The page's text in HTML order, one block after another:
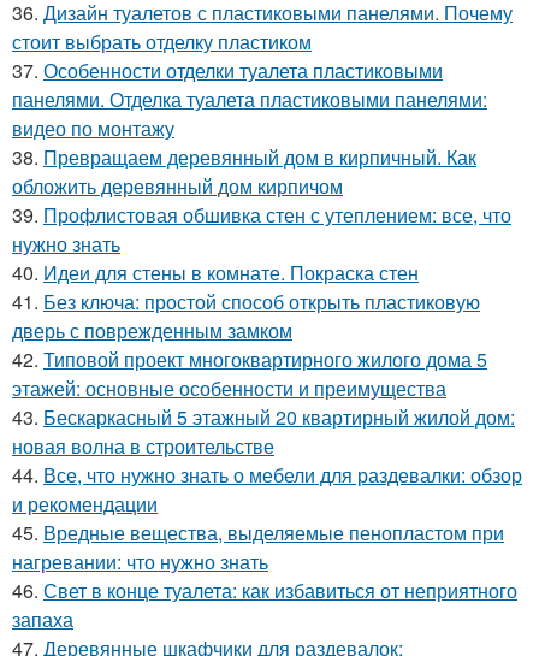
36. Дизайн туалетов с пластиковыми панелями. Почему
стоит выбрать отделку пластиком
37. Особенности отделки туалета пластиковыми
панелями. Отделка туалета пластиковыми панелями:
видео по монтажу
38. Превращаем деревянный дом в кирпичный. Как
обложить деревянный дом кирпичом
39. Профлистовая обшивка стен с утеплением: все, что
нужно знать
40. Идеи для стены в комнате. Покраска стен
41. Без ключа: простой способ открыть пластиковую
дверь с поврежденным замком
42. Типовой проект многоквартирного жилого дома 5
этажей: основные особенности и преимущества
43. Бескаркасный 5 этажный 20 квартирный жилой дом:
новая волна в строительстве
44. Все, что нужно знать о мебели для раздевалки: обзор
и рекомендации
45. Вредные вещества, выделяемые пенопластом при
нагревании: что нужно знать
46. Свет в конце туалета: как избавиться от неприятного
запаха
47. Деревянные шкафчики для раздевалок: